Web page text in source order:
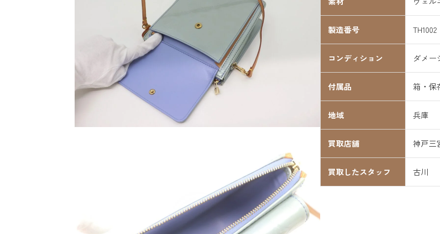
製造番号 TH1002
コンディション ダメー
付属品 箱・保
地域 兵庫
買取店舗 神戸三
買取したスタッフ 古川